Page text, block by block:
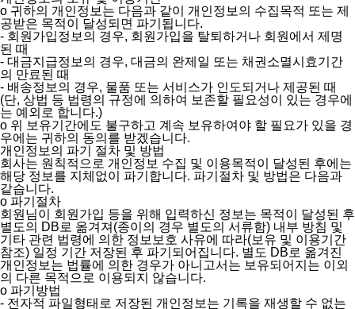
ο 귀하의 개인정보는 다음과 같이 개인정보의 수집목적 또는 제
공받은 목적이 달성되면 파기됩니다.
- 회원가입정보의 경우, 회원가입을 탈퇴하거나 회원에서 제명
된 때
- 대금지급정보의 경우, 대금의 완제일 또는 채권소멸시효기간
의 만료된 때
- 배송정보의 경우, 물품 또는 서비스가 인도되거나 제공된 때
(단, 상법 등 법령의 규정에 의하여 보존할 필요성이 있는 경우에
는 예외로 합니다.)
ο 위 보유기간에도 불구하고 계속 보유하여야 할 필요가 있을 경
우에는 귀하의 동의를 받겠습니다.
개인정보의 파기 절차 및 방법
회사는 원칙적으로 개인정보 수집 및 이용목적이 달성된 후에는
해당 정보를 지체없이 파기합니다. 파기절차 및 방법은 다음과
같습니다.
ο 파기절차
회원님이 회원가입 등을 위해 입력하신 정보는 목적이 달성된 후
별도의 DB로 옮겨져(종이의 경우 별도의 서류함) 내부 방침 및
기타 관련 법령에 의한 정보보호 사유에 따라(보유 및 이용기간
참조) 일정 기간 저장된 후 파기되어집니다. 별도 DB로 옮겨진
개인정보는 법률에 의한 경우가 아니고서는 보유되어지는 이외
의 다른 목적으로 이용되지 않습니다.
ο 파기방법
- 전자적 파일형태로 저장된 개인정보는 기록을 재생할 수 없는